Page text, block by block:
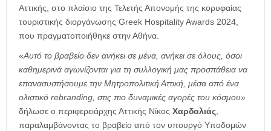
Αττικής, στο πλαίσιο της Τελετής Απονομής της κορυφαίας
τουριστικής διοργάνωσης Greek Hospitality Awards 2024,
που πραγματοποιήθηκε στην Αθήνα.
«Αυτό το βραβείο δεν ανήκει σε μένα, ανήκει σε όλους, όσοι
καθημερινά αγωνίζονται για τη συλλογική μας προσπάθεια να
επανασυστήσουμε την Μητροπολιτική Αττική, μέσα από ένα
ολιστικό rebranding, στις πιο δυναμικές αγορές του κόσμου»
δήλωσε ο περιφερειάρχης Αττικής Νίκος Χαρδαλιάς,
παραλαμβάνοντας το βραβείο από τον υπουργό Υποδομών